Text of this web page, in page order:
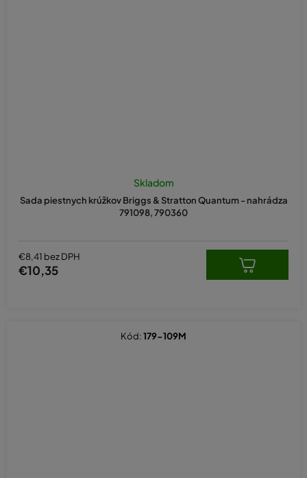
Sada piestnych krúžkov Briggs & Stratton Quantum - nahrádza
791098, 790360
Skladom
€8,41 bez DPH
€10,35
Kód:179-109M